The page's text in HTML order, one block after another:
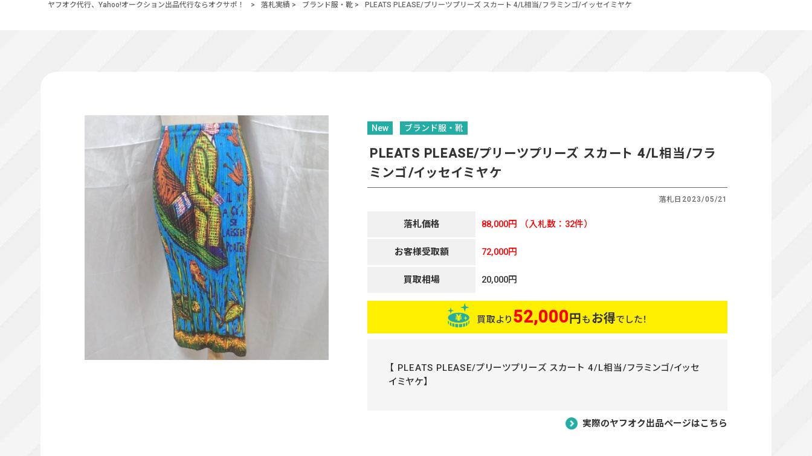
ヤフオク代行、Yahoo!オークション出品代行ならオクサポ！ > 落札実績 > ブランド服・靴> PLEATS PLEASE/プリーツプリーズ スカート 4/L相当/フラミンゴ/イッセイミヤケ
New ブランド服・靴
PLEATS PLEASE/プリーツプリーズ スカート 4/L相当/フラ
ミンゴ/イッセイミヤケ
落札日 2023/05/21
落札価格 88,000円 （入札数：32件）
お客様受取額 72,000円
買取相場 20,000円
買取より 52,000円も お得でした！
【 PLEATS PLEASE/プリーツプリーズ スカート 4/L相当/フラミンゴ/イッセ
イミヤケ】
実際のヤフオク出品ページはこちら